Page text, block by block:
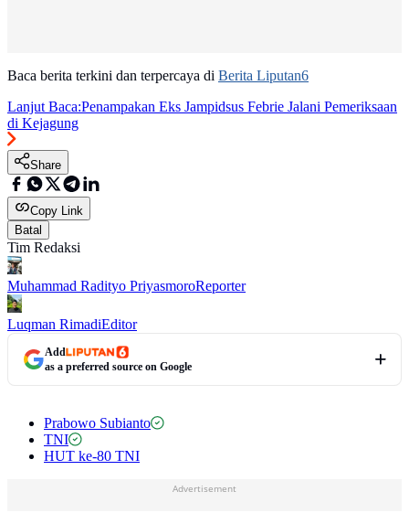
Baca berita terkini dan terpercaya di Berita Liputan6
Lanjut Baca:Penampakan Eks Jampidsus Febrie Jalani Pemeriksaan
di Kejagung
Share
Copy Link
Batal
Tim Redaksi
Muhammad Radityo PriyasmoroReporter
Luqman RimadiEditor
Add
as a preferred source on Google
Prabowo Subianto
TNI
HUT ke-80 TNI
Advertisement